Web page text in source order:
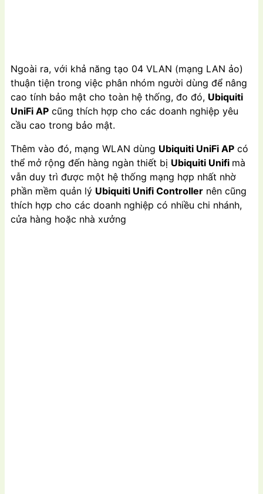
Ngoài ra, với khả năng tạo 04 VLAN (mạng LAN ảo)
thuận tiện trong việc phân nhóm người dùng để nâng
cao tính bảo mật cho toàn hệ thống, đo đó, Ubiquiti
UniFi AP cũng thích hợp cho các doanh nghiệp yêu
cầu cao trong bảo mật.
Thêm vào đó, mạng WLAN dùng Ubiquiti UniFi AP có
thể mở rộng đến hàng ngàn thiết bị Ubiquiti Unifi mà
vẫn duy trì được một hệ thống mạng hợp nhất nhờ
phần mềm quản lý Ubiquiti Unifi Controller nên cũng
thích hợp cho các doanh nghiệp có nhiều chi nhánh,
cửa hàng hoặc nhà xưởng